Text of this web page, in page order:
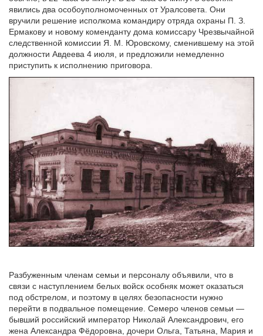
явились два особоуполномоченных от Уралсовета. Они
вручили решение исполкома командиру отряда охраны П. З.
Ермакову и новому коменданту дома комиссару Чрезвычайной
следственной комиссии Я. М. Юровскому, сменившему на этой
должности Авдеева 4 июля, и предложили немедленно
приступить к исполнению приговора.
Разбуженным членам семьи и персоналу объявили, что в
связи с наступлением белых войск особняк может оказаться
под обстрелом, и поэтому в целях безопасности нужно
перейти в подвальное помещение. Семеро членов семьи —
бывший российский император Николай Александрович, его
жена Александра Фёдоровна, дочери Ольга, Татьяна, Мария и